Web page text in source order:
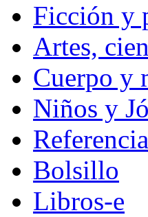
Ficción y
Artes,
Cuerpo y
Niños y
Referencia
Bolsillo
Libros-e